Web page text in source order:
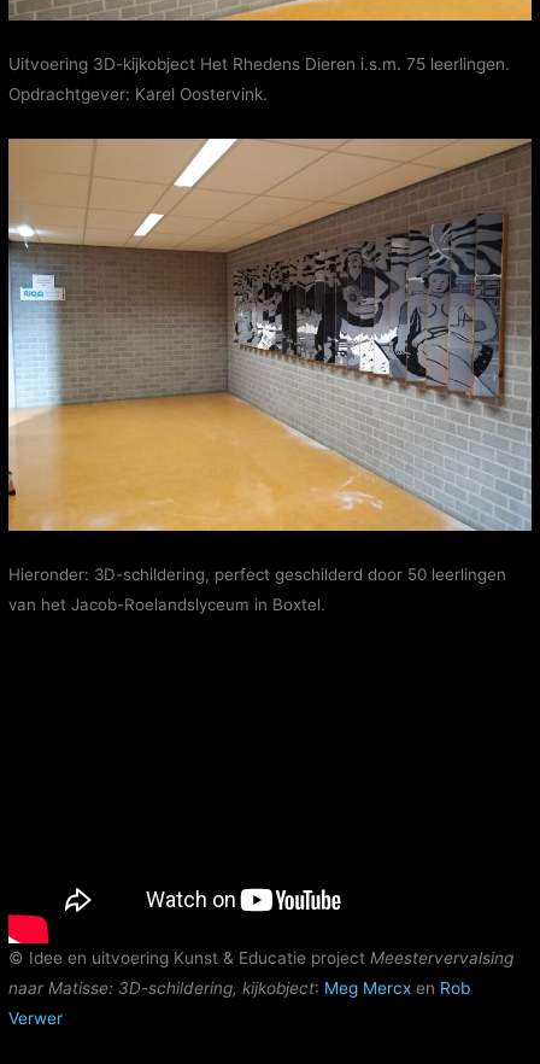
Uitvoering 3D-kijkobject Het Rhedens Dieren i.s.m. 75 leerlingen.
Opdrachtgever: Karel Oostervink.
Hieronder: 3D-schildering, perfect geschilderd door 50 leerlingen
van het Jacob-Roelandslyceum in Boxtel.
© Idee en uitvoering Kunst & Educatie project Meestervervalsing
naar Matisse: 3D-schildering, kijkobject: Meg Mercxen Rob
Verwer